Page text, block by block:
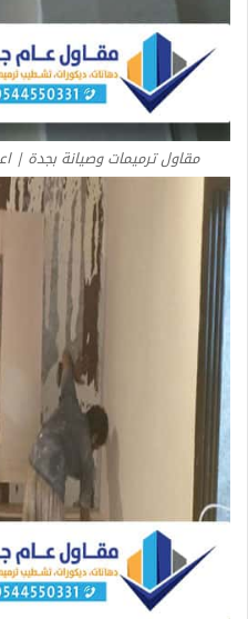
مقاول ترميمات وصيانة بجدة |